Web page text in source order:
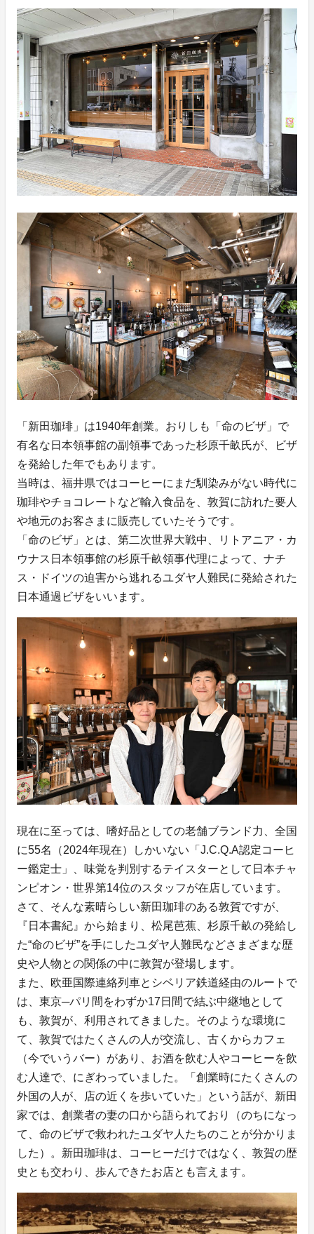
「新田珈琲」は1940年創業。おりしも「命のビザ」で
有名な日本領事館の副領事であった杉原千畝氏が、ビザ
を発給した年でもあります。
当時は、福井県ではコーヒーにまだ馴染みがない時代に
珈琲やチョコレートなど輸入食品を、敦賀に訪れた要人
や地元のお客さまに販売していたそうです。
「命のビザ」とは、第二次世界大戦中、リトアニア・カ
ウナス日本領事館の杉原千畝領事代理によって、ナチ
ス・ドイツの迫害から逃れるユダヤ人難民に発給された
日本通過ビザをいいます。
現在に至っては、嗜好品としての老舗ブランド力、全国
に55名（2024年現在）しかいない「J.C.Q.A認定コーヒ
ー鑑定士」、味覚を判別するテイスターとして日本チャ
ンピオン・世界第14位のスタッフが在店しています。
さて、そんな素晴らしい新田珈琲のある敦賀ですが、
『日本書紀』から始まり、松尾芭蕉、杉原千畝の発給し
た“命のビザ”を手にしたユダヤ人難民などさまざまな歴
史や人物との関係の中に敦賀が登場します。
また、欧亜国際連絡列車とシベリア鉄道経由のルートで
は、東京─パリ間をわずか17日間で結ぶ中継地として
も、敦賀が、利用されてきました。そのような環境に
て、敦賀ではたくさんの人が交流し、古くからカフェ
（今でいうバー）があり、お酒を飲む人やコーヒーを飲
む人達で、にぎわっていました。「創業時にたくさんの
外国の人が、店の近くを歩いていた」という話が、新田
家では、創業者の妻の口から語られており（のちになっ
て、命のビザで救われたユダヤ人たちのことが分かりま
した）。新田珈琲は、コーヒーだけではなく、敦賀の歴
史とも交わり、歩んできたお店とも言えます。